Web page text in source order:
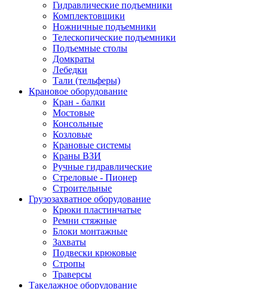
Гидравлические подъемники
Комплектовщики
Ножничные подъемники
Телескопические подъемники
Подъемные столы
Домкраты
Лебедки
Тали (тельферы)
Крановое оборудование
Кран - балки
Мостовые
Консольные
Козловые
Крановые системы
Краны ВЗИ
Ручные гидравлические
Стреловые - Пионер
Строительные
Грузозахватное оборудование
Крюки пластинчатые
Ремни стяжные
Блоки монтажные
Захваты
Подвески крюковые
Стропы
Траверсы
Такелажное оборудование